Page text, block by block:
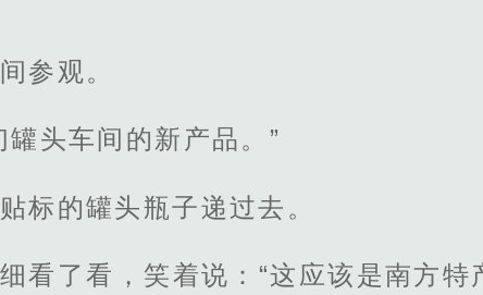
参观。
头车间的新产品。”
标的罐头瓶子递过去。
看了看，笑着说：“这应该是南方